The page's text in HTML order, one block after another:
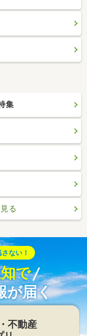
集
る
ない！
で
が届く
不動産